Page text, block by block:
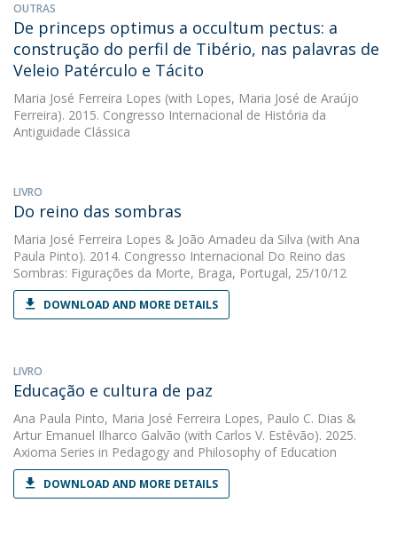
OUTRAS
De princeps optimus a occultum pectus: a
construção do perfil de Tibério, nas palavras de
Veleio Patérculo e Tácito
Maria José Ferreira Lopes (with Lopes, Maria José de Araújo
Ferreira). 2015. Congresso Internacional de História da
Antiguidade Clássica
LIVRO
Do reino das sombras
Maria José Ferreira Lopes & João Amadeu da Silva (with Ana
Paula Pinto). 2014. Congresso Internacional Do Reino das
Sombras: Figurações da Morte, Braga, Portugal, 25/10/12
DOWNLOAD AND MORE DETAILS
LIVRO
Educação e cultura de paz
Ana Paula Pinto, Maria José Ferreira Lopes, Paulo C. Dias &
Artur Emanuel Ilharco Galvão (with Carlos V. Estêvão). 2025.
Axioma Series in Pedagogy and Philosophy of Education
DOWNLOAD AND MORE DETAILS